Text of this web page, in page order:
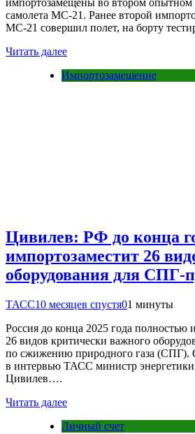
импортозамещены во втором опытном
самолета МС-21. Ранее второй
МС-21 совершил полет, на борту
Читать далее
Импортозамещение
Цивилев: РФ до конца
импортозаместит 26
оборудования для СПГ-
ТАСС10 месяцев спустя01 минуты
Россия до конца 2025 года полностью
26 видов критически важного
по сжижению природного газа (СПГ).
в интервью ТАСС министр
Цивилев….
Читать далее
Личный счет